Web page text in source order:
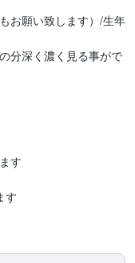
お願い致します）/生年
分深く濃く見る事がで
す
す